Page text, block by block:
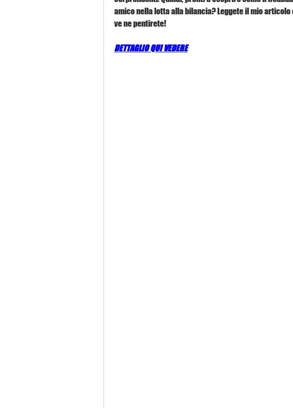
amico nella lotta alla bilancia? Leggete il mio
ve ne pentirete!
DETTAGLIO QUI VEDERE